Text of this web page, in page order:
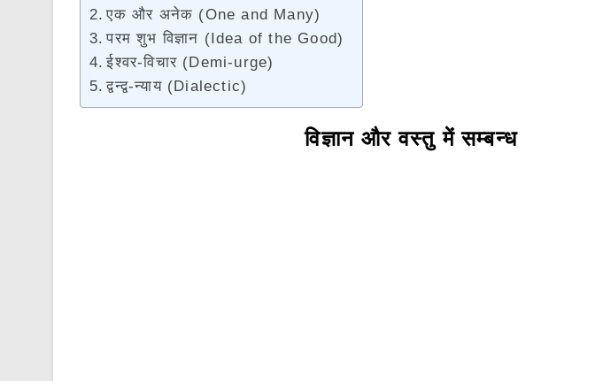
एक और अनेक (One and Many)
परम शुभ विज्ञान (Idea of the Good)
ईश्वर-विचार (Demi-urge)
द्वन्द्व-न्याय (Dialectic)
विज्ञान और वस्तु में सम्बन्ध